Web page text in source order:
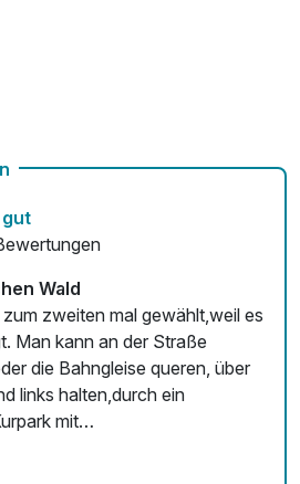
€ pro Stück / Tag
Wald
Man kann an der Straße
die Bahngleise queren, über
links halten,durch ein
mit
gr.SB Kiosk mit WC.